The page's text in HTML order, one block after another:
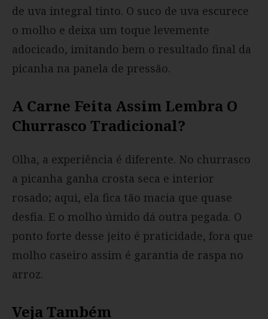
de uva integral tinto. O suco de uva escurece
o molho e deixa um toque levemente
adocicado, imitando bem o resultado final da
picanha na panela de pressão.
A Carne Feita Assim Lembra O
Churrasco Tradicional?
Olha, a experiência é diferente. No churrasco
a picanha ganha crosta seca e interior
rosado; aqui, ela fica tão macia que quase
desfia. E o molho úmido dá outra pegada. O
ponto forte desse jeito é praticidade, fora que
molho caseiro assim é garantia de raspa no
arroz.
Veja Também